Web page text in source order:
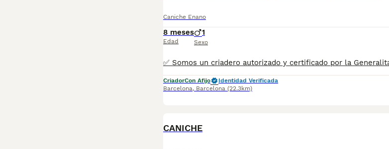
Caniche Enano
8 meses
Edad
1
Sexo
CriadorCon Afijo
Identidad Verificada
Barcelona, Barcelona (22.3km)
CANICHE